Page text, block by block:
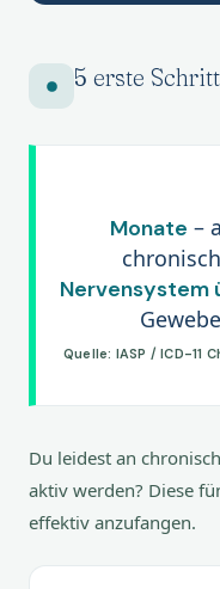
5 erste
Monate –
Nervensystem
Quelle: IASP / ICD-11
Du leidest an
aktiv werden? Diese
effektiv anzufangen.